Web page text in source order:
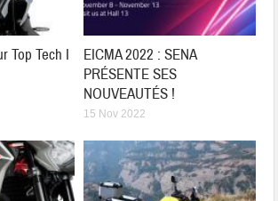
Top Tech I
EICMA 2022 : SENA
PRÉSENTE SES
NOUVEAUTÉS !
15 Nov 2022